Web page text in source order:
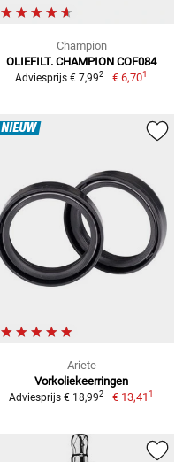
Champion
OLIEFILT. CHAMPION COF084
Adviesprijs € 7,992 € 6,701
NIEUW
Ariete
Vorkoliekeerringen
Adviesprijs € 18,992 € 13,411